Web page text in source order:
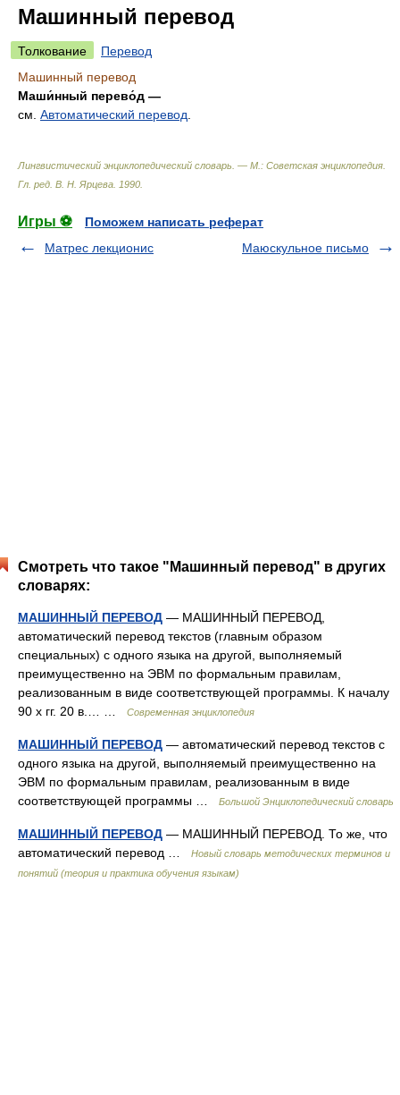
Машинный перевод
Толкование
Перевод
Машинный перевод
Маши́нный перево́д —
см. Автоматический перевод
Лингвистический энциклопедический словарь. — М.: Советская энциклопедия
Гл. ред. В. Н. Ярцева 1990
Игры ⚽
Поможем написать реферат
Матрес лекционис
Маюскульное письмо
Смотреть что такое "Машинный перевод" в других
словарях:
МАШИННЫЙ ПЕРЕВОД — МАШИННЫЙ ПЕРЕВОД,
автоматический перевод текстов (главным образом
специальных) с одного языка на другой, выполняемый
преимущественно на ЭВМ по формальным правилам,
реализованным в виде соответствующей программы. К началу
90 х гг. 20 в.… …
Современная энциклопедия
МАШИННЫЙ ПЕРЕВОД — автоматический перевод текстов с
одного языка на другой, выполняемый преимущественно на
ЭВМ по формальным правилам, реализованным в виде
соответствующей программы …
Большой Энциклопедический словарь
МАШИННЫЙ ПЕРЕВОД — МАШИННЫЙ ПЕРЕВОД. То же, что
автоматический перевод …
Новый словарь методических терминов и
понятий (теория и практика обучения языкам)